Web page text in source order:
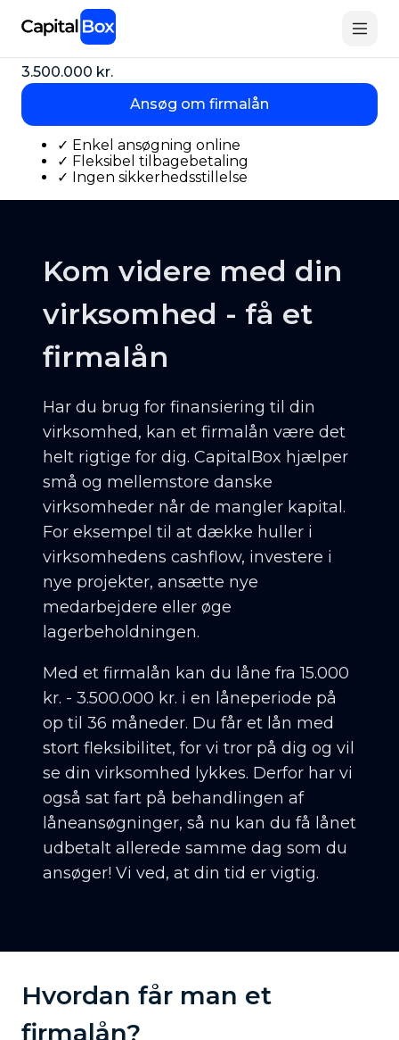
content
Firmalån
Få et CapitalBox lån til dit firma på op til
3.500.000 kr.
Ansøg om firmalån
✓ Enkel ansøgning online
✓ Fleksibel tilbagebetaling
✓ Ingen sikkerhedsstillelse
Kom videre med din
virksomhed - få et
firmalån
Har du brug for finansiering til din
virksomhed, kan et firmalån være det
helt rigtige for dig. CapitalBox hjælper
små og mellemstore danske
virksomheder når de mangler kapital.
For eksempel til at dække huller i
virksomhedens cashflow, investere i
nye projekter, ansætte nye
medarbejdere eller øge
lagerbeholdningen.
Med et firmalån kan du låne fra 15.000
kr. - 3.500.000 kr. i en låneperiode på
op til 36 måneder. Du får et lån med
stort fleksibilitet, for vi tror på dig og vil
se din virksomhed lykkes. Derfor har vi
også sat fart på behandlingen af
låneansøgninger, så nu kan du få lånet
udbetalt allerede samme dag som du
ansøger! Vi ved, at din tid er vigtig.
Hvordan får man et
firmalån?